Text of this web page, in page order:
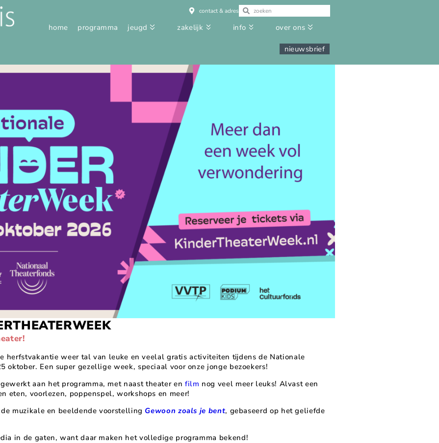
contact & adres
home programma jeugd zakelijk info over ons
nieuwsbrief
herfstvakantie weer tal van leuke en veelal gratis activiteiten tijdens de Nationale
oktober. Een super gezellige week, speciaal voor onze jonge bezoekers!
aan het programma, met naast theater en film nog veel meer leuks! Alvast een
eten, voorlezen, poppenspel, workshops en meer!
muzikale en beeldende voorstelling Gewoon zoals je bent, gebaseerd op het geliefde
in de gaten, want daar maken het volledige programma bekend!